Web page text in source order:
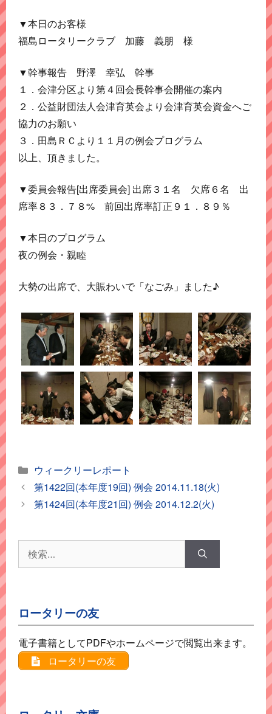
▼本日のお客様
福島ロータリークラブ 加藤 義朋 様
▼幹事報告 野澤 幸弘 幹事
１．会津分区より第４回会長幹事会開催の案内
２．公益財団法人会津育英会より会津育英会資金へご
協力のお願い
３．田島ＲＣより１１月の例会プログラム
以上、頂きました。
▼委員会報告[出席委員会] 出席３１名 欠席６名 出
席率８３．７８% 前回出席率訂正９１．８９％
▼本日のプログラム
夜の例会・親睦
大勢の出席で、大賑わいで「なごみ」ました♪
カ
テ
ゴ
リ
ウィークリーレポート
第1422回(本年度19回) 例会 2014.11.18(火)
第1424回(本年度21回) 例会 2014.12.2(火)
索:
ロータリーの友
電子書籍としてPDFやホームページで閲覧出来ます。
ロータリーの友